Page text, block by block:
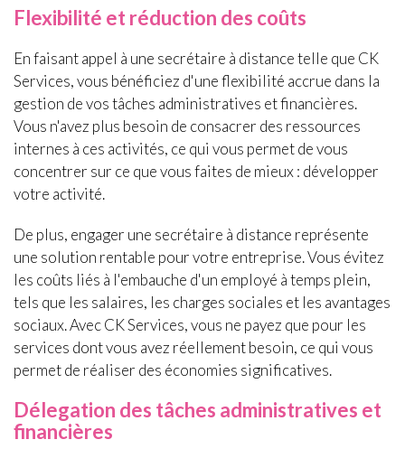
Flexibilité et réduction des coûts
En faisant appel à une secrétaire à distance telle que CK
Services, vous bénéficiez d'une flexibilité accrue dans la
gestion de vos tâches administratives et financières.
Vous n'avez plus besoin de consacrer des ressources
internes à ces activités, ce qui vous permet de vous
concentrer sur ce que vous faites de mieux : développer
votre activité.
De plus, engager une secrétaire à distance représente
une solution rentable pour votre entreprise. Vous évitez
les coûts liés à l'embauche d'un employé à temps plein,
tels que les salaires, les charges sociales et les avantages
sociaux. Avec CK Services, vous ne payez que pour les
services dont vous avez réellement besoin, ce qui vous
permet de réaliser des économies significatives.
Délegation des tâches administratives et
financières